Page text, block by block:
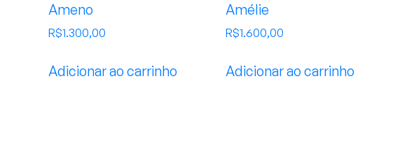
Ameno
R$1.300,00
Adicionar ao carrinho
Amélie
R$1.600,00
Adicionar ao carrinho